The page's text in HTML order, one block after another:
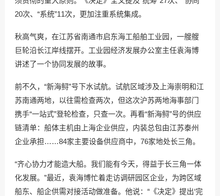
20次、“系统”11次，更加注重系统集成。
秋高气爽，在江苏省南通市启东海工船舶工业园，一艘艘
巨轮沿长江岸线摆开。工业园经济发展办公室主任袁海博
讲述了一个协同发展的故事。
前不久，“新海鲟”号下水试航。试航区域涉及上海崇明和江
苏南通两地，以往需检查两次，但这次沪苏两地海事部门
携手“一站式”登轮检查，只查一次。再看“新海鲟”号的供应
链清单：船体主机由上海企业供应，内装总包由江苏泰州
企业承担……84家主要设备供应商中，76家地处长三角。
“齐心协力才能造大船。我们能有今天，得益于长三角一体
化发展。”最近，袁海博忙着走访调研园区企业，为跨区域
船东、船企供需对接活动做准备。他说：“《决定》提出‘完